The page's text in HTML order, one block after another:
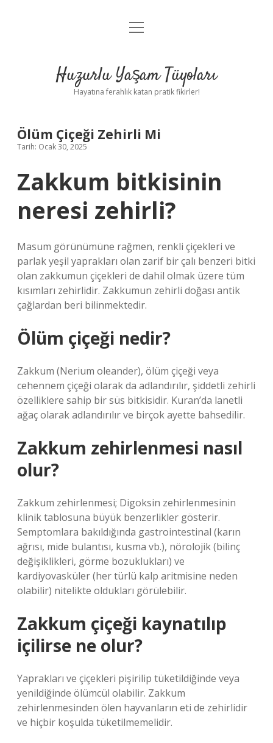
Anasayfa
Yasal Uyarı
menüyü
Huzurlu Yaşam Tüyoları
Hayatına ferahlık katan pratik fikirler!
Ölüm Çiçeği Zehirli Mi
Tarih: Ocak 30, 2025
Zakkum bitkisinin
neresi zehirli?
Masum görünümüne rağmen, renkli çiçekleri ve
parlak yeşil yaprakları olan zarif bir çalı benzeri bitki
olan zakkumun çiçekleri de dahil olmak üzere tüm
kısımları zehirlidir. Zakkumun zehirli doğası antik
çağlardan beri bilinmektedir.
Ölüm çiçeği nedir?
Zakkum (Nerium oleander), ölüm çiçeği veya
cehennem çiçeği olarak da adlandırılır, şiddetli zehirli
özelliklere sahip bir süs bitkisidir. Kuran’da lanetli
ağaç olarak adlandırılır ve birçok ayette bahsedilir.
Zakkum zehirlenmesi nasıl
olur?
Zakkum zehirlenmesi; Digoksin zehirlenmesinin
klinik tablosuna büyük benzerlikler gösterir.
Semptomlara bakıldığında gastrointestinal (karın
ağrısı, mide bulantısı, kusma vb.), nörolojik (bilinç
değişiklikleri, görme bozuklukları) ve
kardiyovasküler (her türlü kalp aritmisine neden
olabilir) nitelikte oldukları görülebilir.
Zakkum çiçeği kaynatılıp
içilirse ne olur?
Yaprakları ve çiçekleri pişirilip tüketildiğinde veya
yenildiğinde ölümcül olabilir. Zakkum
zehirlenmesinden ölen hayvanların eti de zehirlidir
ve hiçbir koşulda tüketilmemelidir.